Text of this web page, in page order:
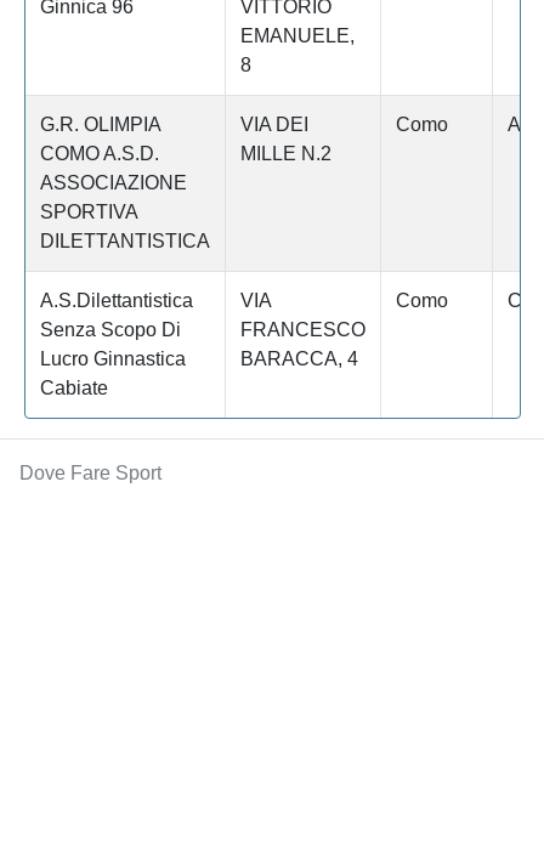
Ginnica 96
VITTORIO
EMANUELE,
8
G.R. OLIMPIA
COMO A.S.D.
ASSOCIAZIONE
SPORTIVA
DILETTANTISTICA
VIA DEI
MILLE N.2
Como
A.S.Dilettantistica
Senza Scopo Di
Lucro Ginnastica
Cabiate
VIA
FRANCESCO
BARACCA, 4
Como
Dove Fare Sport